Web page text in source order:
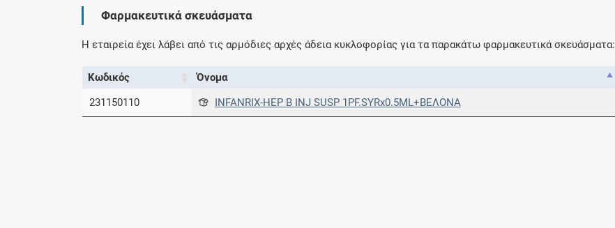
Φαρμακευτικά σκευάσματα
Η εταιρεία έχει λάβει από τις αρμόδιες αρχές άδεια κυκλοφορίας για τα παρακάτω φαρμακευτικά σκευάσματα:
Κωδικός Όνομα
231150110
INFANRIX-HEP B INJ SUSP 1PF.SYRx0.5ML+ΒΕΛΟΝΑ